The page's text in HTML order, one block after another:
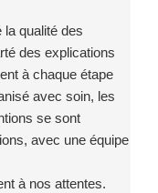
qualité des
des explications
à chaque étape
avec soin, les
se sont
avec une équipe
à nos attentes.